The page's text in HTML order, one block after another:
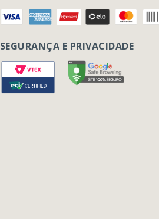
SEGURANÇA E PRIVACIDADE